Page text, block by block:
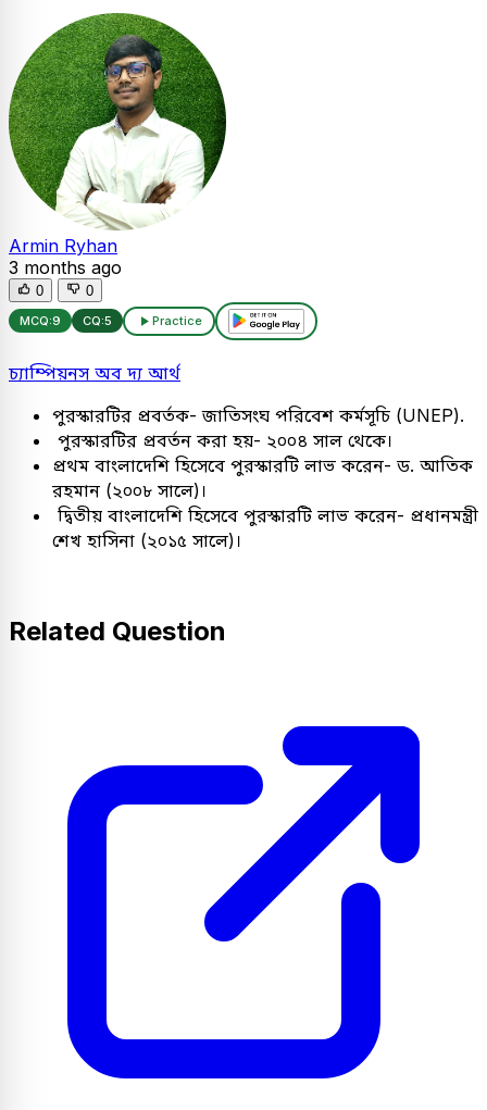
Armin Ryhan
3 months ago
0 0
MCQ:9 CQ:5 Practice
চ্যাম্পিয়নস অব দ্য আর্থ
পুরস্কারটির প্রবর্তক- জাতিসংঘ পরিবেশ কর্মসূচি (UNEP).
পুরস্কারটির প্রবর্তন করা হয়- ২০০৪ সাল থেকে।
প্রথম বাংলাদেশি হিসেবে পুরস্কারটি লাভ করেন- ড. আতিক
রহমান (২০০৮ সালে)।
দ্বিতীয় বাংলাদেশি হিসেবে পুরস্কারটি লাভ করেন- প্রধানমন্ত্রী
শেখ হাসিনা (২০১৫ সালে)।
Related Question